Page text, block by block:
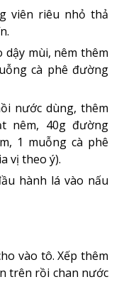
viên riêu nhỏ thả
dậy mùi, nêm thêm
cà phê đường
nước dùng, thêm
nêm, 40g đường
1 muỗng cà phê
vị theo ý).
hành lá vào nấu
vào tô. Xếp thêm
trên rồi chan nước